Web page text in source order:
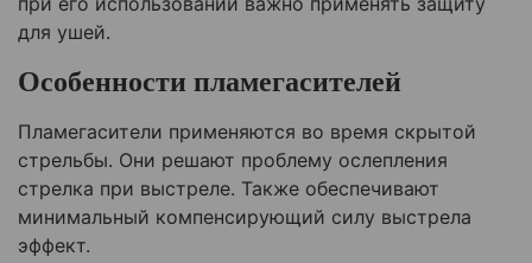
для ушей.
Особенности пламегасителей
Пламегасители применяются во время скрытой
стрельбы. Они решают проблему ослепления
стрелка при выстреле. Также обеспечивают
минимальный компенсирующий силу выстрела
эффект.